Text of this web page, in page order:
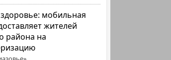
мобильная
жителей
района на